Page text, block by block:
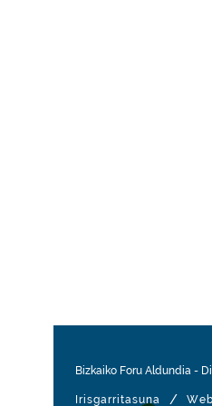
Bizkaiko Foru Aldundia -
Irisgarritasuna /